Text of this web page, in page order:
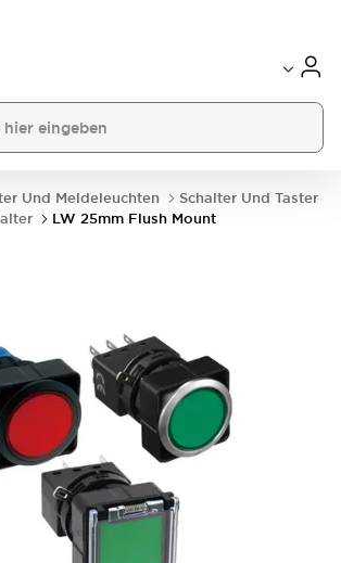
Und Meldeleuchten
Schalter Und Taster
LW 25mm Flush Mount